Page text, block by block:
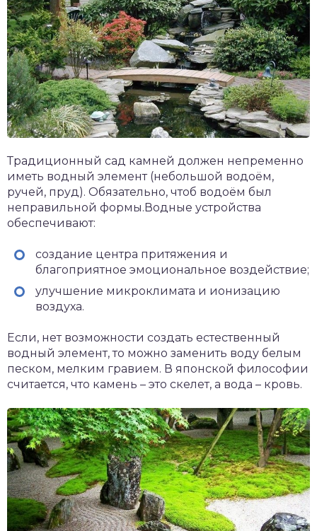
Традиционный сад камней должен непременно
иметь водный элемент (небольшой водоём,
ручей, пруд). Обязательно, чтоб водоём был
неправильной формы.Водные устройства
обеспечивают:
создание центра притяжения и
благоприятное эмоциональное воздействие;
улучшение микроклимата и ионизацию
воздуха.
Если, нет возможности создать естественный
водный элемент, то можно заменить воду белым
песком, мелким гравием. В японской философии
считается, что камень – это скелет, а вода – кровь.